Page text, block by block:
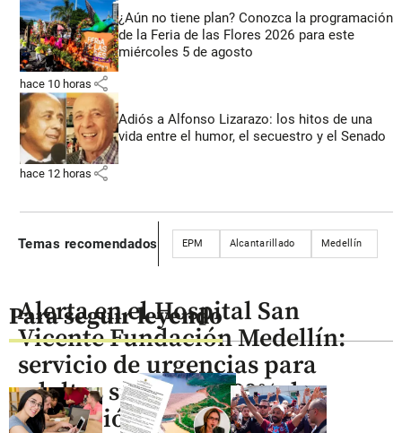
¿Aún no tiene plan? Conozca la programación
de la Feria de las Flores 2026 para este
miércoles 5 de agosto
hace 10 horas share
Adiós a Alfonso Lizarazo: los hitos de una
vida entre el humor, el secuestro y el Senado
hace 12 horas share
Temas recomendados EPM Alcantarillado Medellín
Para seguir leyendo
Alerta en el Hospital San
Vicente Fundación Medellín:
servicio de urgencias para
adultos supera el 300% de
saturación